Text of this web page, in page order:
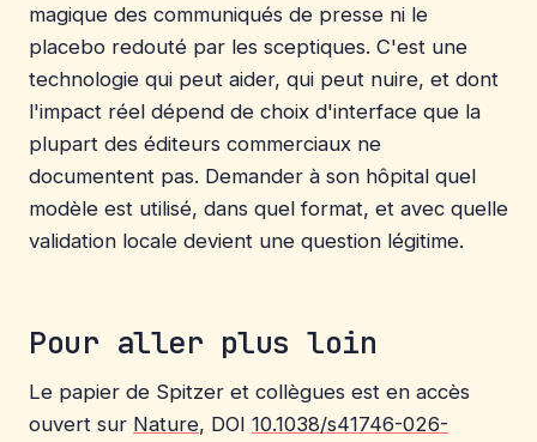
magique des communiqués de presse ni le
placebo redouté par les sceptiques. C'est une
technologie qui peut aider, qui peut nuire, et dont
l'impact réel dépend de choix d'interface que la
plupart des éditeurs commerciaux ne
documentent pas. Demander à son hôpital quel
modèle est utilisé, dans quel format, et avec quelle
validation locale devient une question légitime.
Pour aller plus loin
Le papier de Spitzer et collègues est en accès
ouvert sur Nature, DOI 10.1038/s41746-026-